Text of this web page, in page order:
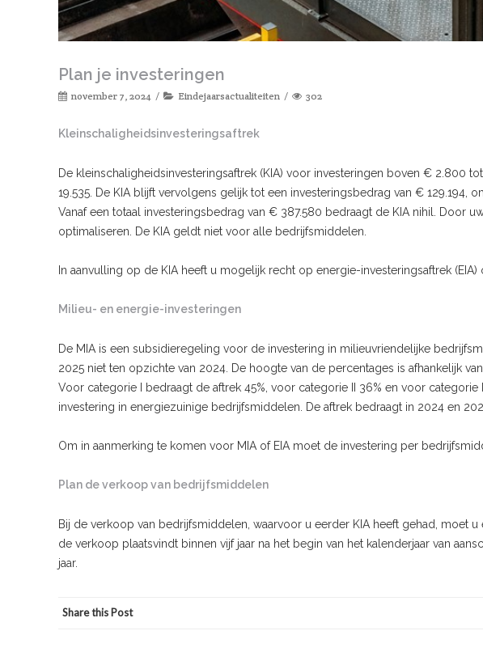
Plan je investeringen
november 7, 2024 Eindejaarsactualiteiten 302
Kleinschaligheidsinvesteringsaftrek
De kleinschaligheidsinvesteringsaftrek (KIA) voor investeringen boven € 2.800
19.535. De KIA blijft vervolgens gelijk tot een investeringsbedrag van € 129.194,
Vanaf een totaal investeringsbedrag van € 387.580 bedraagt de KIA nihil. Door
optimaliseren. De KIA geldt niet voor alle bedrijfsmiddelen.
In aanvulling op de KIA heeft u mogelijk recht op energie-investeringsaftrek (EIA)
Milieu- en energie-investeringen
De MIA is een subsidieregeling voor de investering in milieuvriendelijke
2025 niet ten opzichte van 2024. De hoogte van de percentages is afhankelijk
Voor categorie I bedraagt de aftrek 45%, voor categorie II 36% en voor categorie
investering in energiezuinige bedrijfsmiddelen. De aftrek bedraagt in 2024 en
Om in aanmerking te komen voor MIA of EIA moet de investering per
Plan de verkoop van bedrijfsmiddelen
Bij de verkoop van bedrijfsmiddelen, waarvoor u eerder KIA heeft gehad, moet
de verkoop plaatsvindt binnen vijf jaar na het begin van het kalenderjaar van
jaar.
Share this Post